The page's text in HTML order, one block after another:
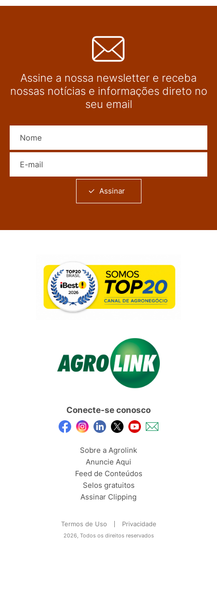
Assine a nossa newsletter e receba
nossas notícias e informações direto no
seu email
Assinar
Conecte-se conosco
Sobre a Agrolink
Anuncie Aqui
Feed de Conteúdos
Selos gratuitos
Assinar Clipping
Termos de Uso Privacidade
2026, Todos os direitos reservados